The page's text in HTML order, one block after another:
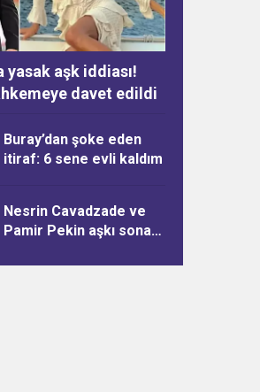
yasak aşk iddiası!
davet edildi
Buray’dan şoke eden
itiraf: 6 sene evli kaldım
Nesrin Cavadzade ve
Pamir Pekin aşkı sona